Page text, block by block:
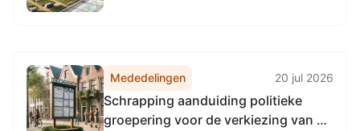
Mededelingen 20 jul 2026
Schrapping aanduiding politieke
groepering voor de verkiezing van de